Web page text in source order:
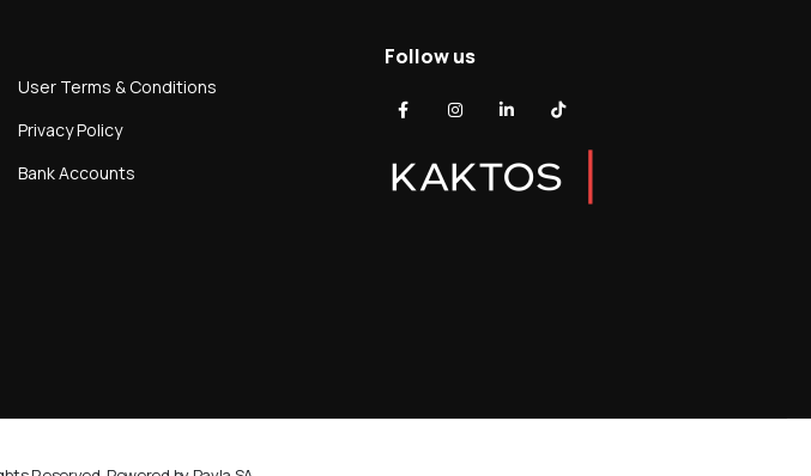
User Terms & Conditions
Privacy Policy
Bank Accounts
Follow us